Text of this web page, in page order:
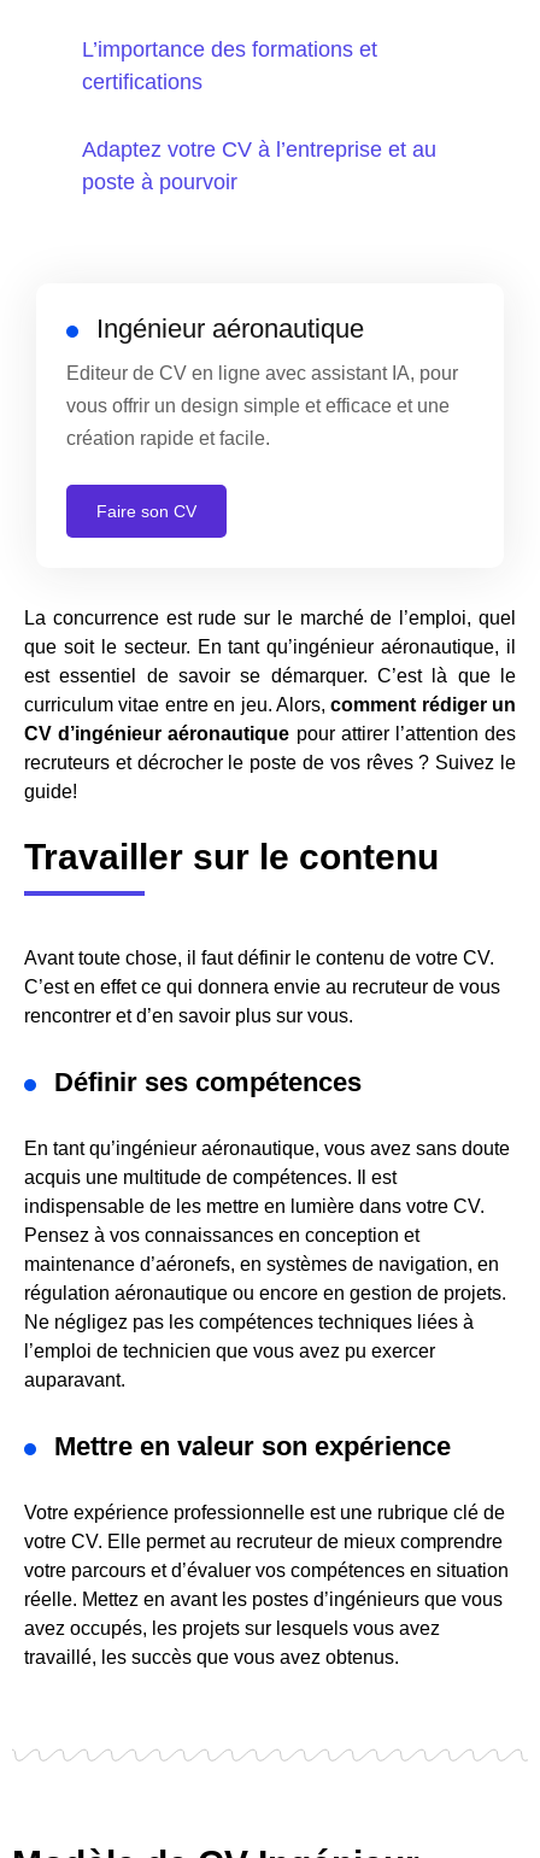
L’importance des formations et
certifications
Adaptez votre CV à l’entreprise et au
poste à pourvoir
Ingénieur aéronautique
Editeur de CV en ligne avec assistant IA, pour
vous offrir un design simple et efficace et une
création rapide et facile.
Faire son CV
La concurrence est rude sur le marché de l’emploi, quel
que soit le secteur. En tant qu’ingénieur aéronautique, il
est essentiel de savoir se démarquer. C’est là que le
curriculum vitae entre en jeu. Alors,comment rédiger un
CV d’ingénieur aéronautique pour attirer l’attention des
recruteurs et décrocher le poste de vos rêves ? Suivez le
guide!
Travailler sur le contenu
Avant toute chose, il faut définir le contenu de votre CV.
C’est en effet ce qui donnera envie au recruteur de vous
rencontrer et d’en savoir plus sur vous.
Définir ses compétences
En tant qu’ingénieur aéronautique, vous avez sans doute
acquis une multitude de compétences. Il est
indispensable de les mettre en lumière dans votre CV.
Pensez à vos connaissances en conception et
maintenance d’aéronefs, en systèmes de navigation, en
régulation aéronautique ou encore en gestion de projets.
Ne négligez pas les compétences techniques liées à
l’emploi de technicien que vous avez pu exercer
auparavant.
Mettre en valeur son expérience
Votre expérience professionnelle est une rubrique clé de
votre CV. Elle permet au recruteur de mieux comprendre
votre parcours et d’évaluer vos compétences en situation
réelle. Mettez en avant les postes d’ingénieurs que vous
avez occupés, les projets sur lesquels vous avez
travaillé, les succès que vous avez obtenus.